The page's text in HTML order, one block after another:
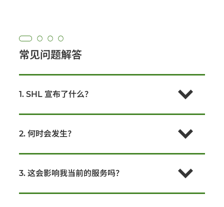
常见问题解答
1. SHL 宣布了什么？
2. 何时会发生？
3. 这会影响我当前的服务吗？